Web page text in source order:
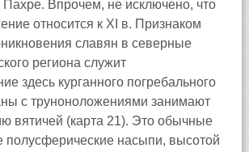
Пахре. Впрочем, не исключено, что
относится к XI в. Признаком
славян в северные
региона служит
здесь курганного погребального
с труноноложениями занимают
вятичей (карта 21). Это обычные
полусферические насыпи, высотой